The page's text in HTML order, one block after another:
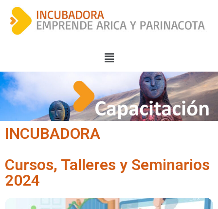
INCUBADORA
Cursos, Talleres y Seminarios
2024